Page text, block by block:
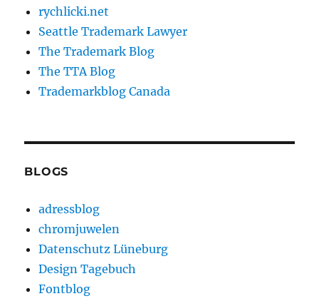
rychlicki.net
Seattle Trademark Lawyer
The Trademark Blog
The TTA Blog
Trademarkblog Canada
BLOGS
adressblog
chromjuwelen
Datenschutz Lüneburg
Design Tagebuch
Fontblog